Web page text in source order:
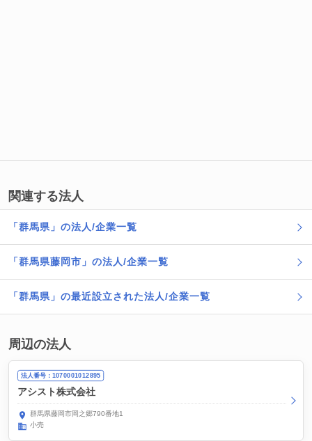
関連する法人
「群馬県」の法人/企業一覧
「群馬県藤岡市」の法人/企業一覧
「群馬県」の最近設立された法人/企業一覧
周辺の法人
法人番号：1070001012895
アシスト株式会社
群馬県藤岡市岡之郷790番地1
小売